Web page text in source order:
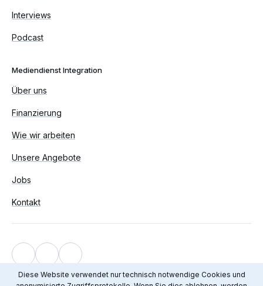
Diese Website verwendet nur technisch notwendige Cookies und
Interviews
Podcast
Mediendienst Integration
Über uns
Finanzierung
Wie wir arbeiten
Unsere Angebote
Jobs
Kontakt
Impressum